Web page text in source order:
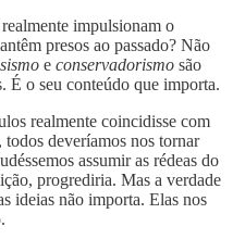
impulsionam o
presos ao passado? Não
e conservadorismo são
É o seu conteúdo que importa.
realmente coincidisse com
deveríamos nos tornar
assumir as rédeas do
progrediria. Mas a verdade
ideias não importa. Elas nos